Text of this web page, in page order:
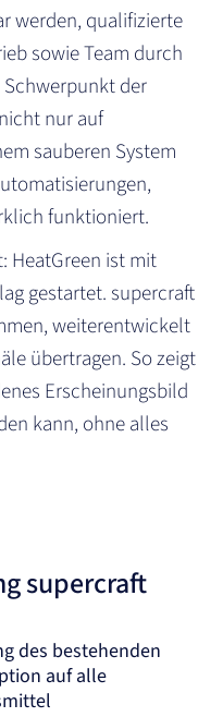
werden, qualifizierte
sowie Team durch
Schwerpunkt der
nur auf
sauberen System
funktioniert.
HeatGreen ist mit
gestartet. supercraft
weiterentwickelt
übertragen. So zeigt
Erscheinungsbild
kann, ohne alles
supercraft
des bestehenden
auf alle